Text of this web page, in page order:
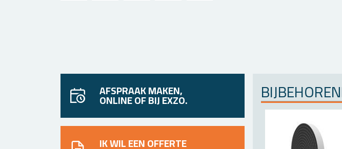
AFSPRAAK MAKEN,
ONLINE OF BIJ EXZO.
IK WIL EEN OFFERTE